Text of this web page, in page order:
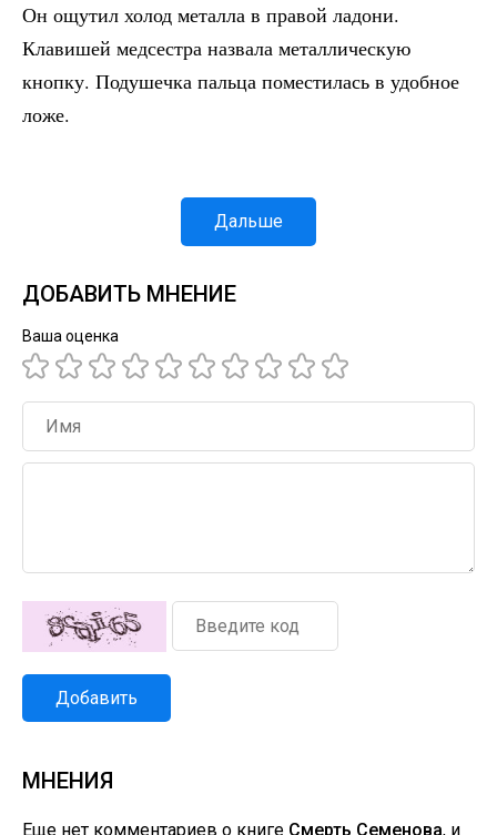
Он ощутил холод металла в правой ладони.
Клавишей медсестра назвала металлическую
кнопку. Подушечка пальца поместилась в удобное
ложе.
Дальше
ДОБАВИТЬ МНЕНИЕ
Ваша оценка
Добавить
МНЕНИЯ
Еще нет комментариев о книге Смерть Семенова, и